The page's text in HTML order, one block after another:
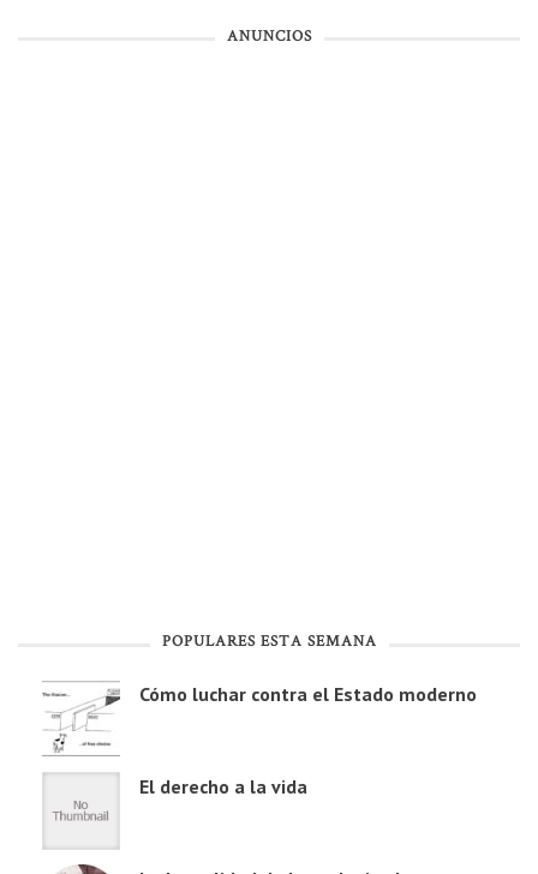
ANUNCIOS
POPULARES ESTA SEMANA
Cómo luchar contra el Estado moderno
El derecho a la vida